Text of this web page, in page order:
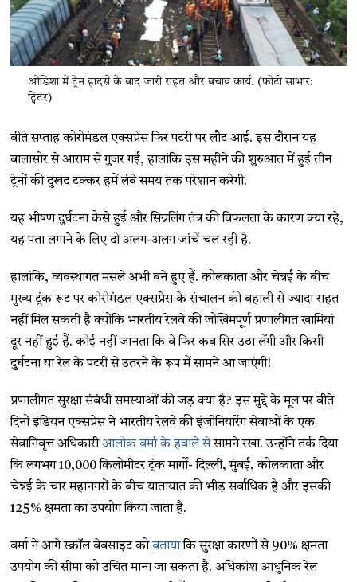
ओडिशा में ट्रेन हादसे के बाद जारी राहत और बचाव कार्य. (फोटो साभार:
ट्विटर)
बीते सप्ताह कोरोमंडल एक्सप्रेस फिर पटरी पर लौट आई. इस दौरान यह
बालासोर से आराम से गुजर गई, हालांकि इस महीने की शुरुआत में हुई तीन
ट्रेनों की दुखद टक्कर हमें लंबे समय तक परेशान करेगी.
यह भीषण दुर्घटना कैसे हुई और सिग्नलिंग तंत्र की विफलता के कारण क्या रहे,
यह पता लगाने के लिए दो अलग-अलग जांचें चल रही है.
हालांकि, व्यवस्थागत मसले अभी बने हुए हैं. कोलकाता और चेन्नई के बीच
मुख्य ट्रंक रूट पर कोरोमंडल एक्सप्रेस के संचालन की बहाली से ज्यादा राहत
नहीं मिल सकती है क्योंकि भारतीय रेलवे की जोखिमपूर्ण प्रणालीगत खामियां
दूर नहीं हुई हैं. कोई नहीं जानता कि वे फिर कब सिर उठा लेंगी और किसी
दुर्घटना या रेल के पटरी से उतरने के रूप में सामने आ जाएंगी!
प्रणालीगत सुरक्षा संबंधी समस्याओं की जड़ क्या है? इस मुद्दे के मूल पर बीते
दिनों इंडियन एक्सप्रेस ने भारतीय रेलवे की इंजीनियरिंग सेवाओं के एक
सेवानिवृत्त अधिकारीआलोक वर्मा के हवाले सेसामने रखा. उन्होंने तर्क दिया
कि लगभग 10,000 किलोमीटर ट्रंक मार्गों- दिल्ली, मुंबई, कोलकाता और
चेन्नई के चार महानगरों के बीच यातायात की भीड़ सर्वाधिक है और इसकी
125% क्षमता का उपयोग किया जाता है.
वर्मा ने आगे स्क्रॉल वेबसाइट कोबतायाकि सुरक्षा कारणों से 90% क्षमता
उपयोग की सीमा को उचित माना जा सकता है. अधिकांश आधुनिक रेल